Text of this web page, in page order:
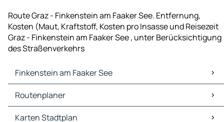
Route Graz - Finkenstein am Faaker See. Entfernung,
Kosten (Maut, Kraftstoff, Kosten pro Insasse und Reisezeit
Graz - Finkenstein am Faaker See , unter Berücksichtigung
des Straßenverkehrs
Finkenstein am Faaker See
Finkenstein am Faaker See Karten Stadtplan
Finkenstein am Faaker See Verkehr
Finkenstein am Faaker See Hotels
Routenplaner
Routenplaner Finkenstein am Faaker See - Villach
Karten Stadtplan